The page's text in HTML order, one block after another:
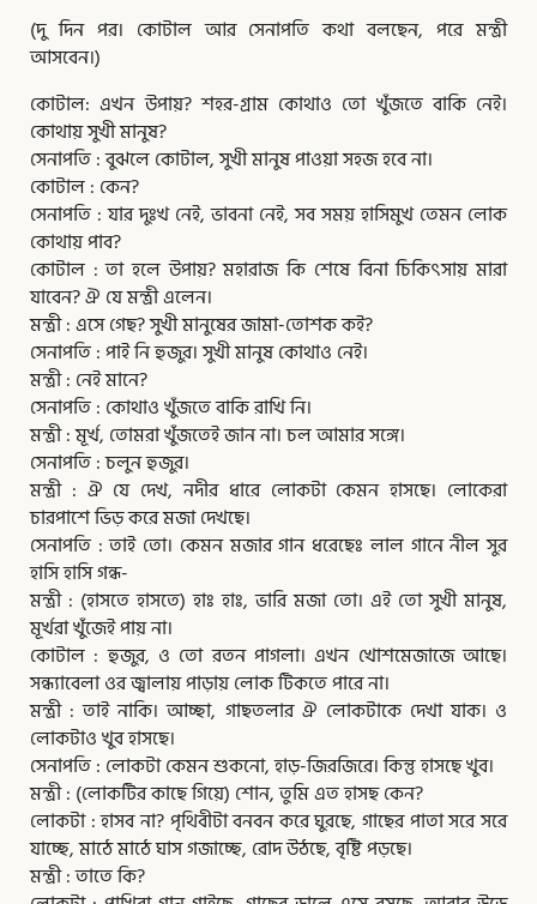
(দু দিন পর। কোটাল আর সেনাপতি কথা বলছেন, পরে মন্ত্রী
আসবেন।)
কোটাল: এখন উপায়? শহর-গ্রাম কোথাও তো খুঁজতে বাকি নেই।
কোথায় সুখী মানুষ?
সেনাপতি : বুঝলে কোটাল, সুখী মানুষ পাওয়া সহজ হবে না।
কোটাল : কেন?
সেনাপতি : যার দুঃখ নেই, ভাবনা নেই, সব সময় হাসিমুখ তেমন লোক
কোথায় পাব?
কোটাল : তা হলে উপায়? মহারাজ কি শেষে বিনা চিকিৎসায় মারা
যাবেন? ঐ যে মন্ত্রী এলেন।
মন্ত্রী : এসে গেছ? সুখী মানুষের জামা-তোশক কই?
সেনাপতি : পাই নি হুজুর। সুখী মানুষ কোথাও নেই।
মন্ত্রী : নেই মানে?
সেনাপতি : কোথাও খুঁজতে বাকি রাখি নি।
মন্ত্রী : মূর্খ, তোমরা খুঁজতেই জান না। চল আমার সঙ্গে।
সেনাপতি : চলুন হুজুর।
মন্ত্রী : ঐ যে দেখ, নদীর ধারে লোকটা কেমন হাসছে। লোকেরা
চারপাশে ভিড় করে মজা দেখছে।
সেনাপতি : তাই তো। কেমন মজার গান ধরেছেঃ লাল গানে নীল সুর
হাসি হাসি গন্ধ-
মন্ত্রী : (হাসতে হাসতে) হাঃ হাঃ, ভারি মজা তো। এই তো সুখী মানুষ,
মূর্খরা খুঁজেই পায় না।
কোটাল : হুজুর, ও তো রতন পাগলা। এখন খোশমেজাজে আছে।
সন্ধ্যাবেলা ওর জ্বালায় পাড়ায় লোক টিকতে পারে না।
মন্ত্রী : তাই নাকি। আচ্ছা, গাছতলার ঐ লোকটাকে দেখা যাক। ও
লোকটাও খুব হাসছে।
সেনাপতি : লোকটা কেমন শুকনো, হাড়-জিরজিরে। কিন্তু হাসছে খুব।
মন্ত্রী : (লোকটির কাছে গিয়ে) শোন, তুমি এত হাসছ কেন?
লোকটা : হাসব না? পৃথিবীটা বনবন করে ঘুরছে, গাছের পাতা সরে সরে
যাচ্ছে, মাঠে মাঠে ঘাস গজাচ্ছে, রোদ উঠছে, বৃষ্টি পড়ছে।
মন্ত্রী : তাতে কি?